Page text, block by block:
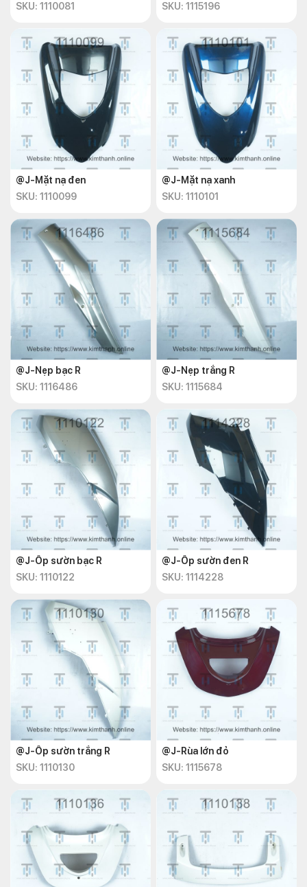
SKU: 1110081
SKU: 1115196
@J-Mặt nạ đen
SKU: 1110099
@J-Mặt nạ xanh
SKU: 1110101
@J-Nẹp bạc R
SKU: 1116486
@J-Nẹp trắng R
SKU: 1115684
@J-Ốp sườn bạc R
SKU: 1110122
@J-Ốp sườn đen R
SKU: 1114228
@J-Ốp sườn trắng R
SKU: 1110130
@J-Rùa lớn đỏ
SKU: 1115678